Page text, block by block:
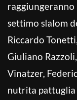
settimo slalom
Riccardo
Giuliano
Vinatzer,
nutrita pattuglia